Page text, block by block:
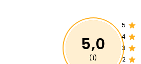
5,0
(1)
5
4
3
2